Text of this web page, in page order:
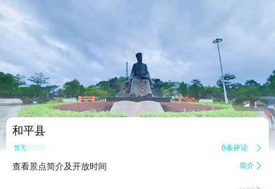
 1
和平县
暂无点评 0条评论 
查看景点简介及开放时间 简介 
